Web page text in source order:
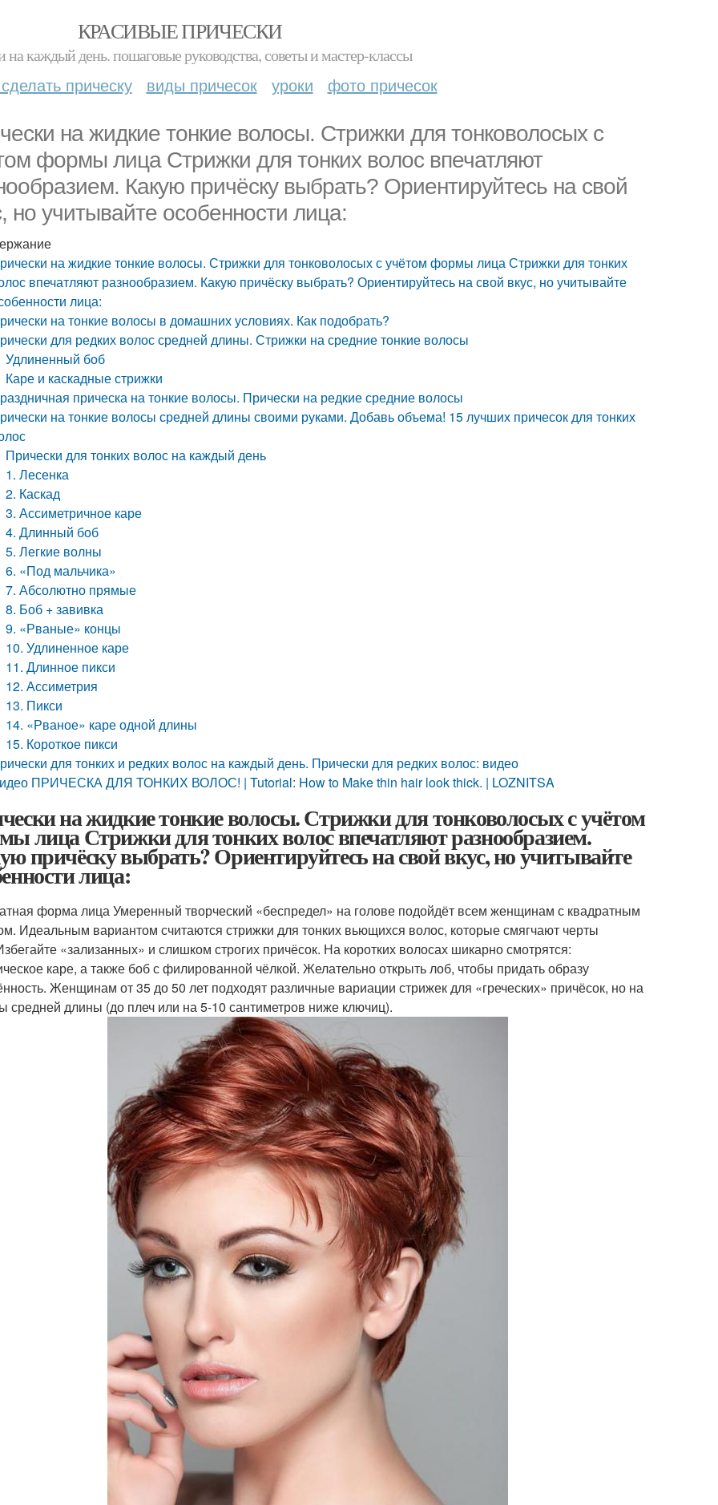
КРАСИВЫЕ ПРИЧЕСКИ
на каждый день. пошаговые руководства, советы и мастер-классы
прическу виды причесок уроки фото причесок
на жидкие тонкие волосы. Стрижки для тонковолосых с
формы лица Стрижки для тонких волос впечатляют
Какую причёску выбрать? Ориентируйтесь на свой
но учитывайте особенности лица:
на жидкие тонкие волосы. Стрижки для тонковолосых с учётом формы лица Стрижки для тонких
впечатляют разнообразием. Какую причёску выбрать? Ориентируйтесь на свой вкус, но учитывайте
лица:
на тонкие волосы в домашних условиях. Как подобрать?
для редких волос средней длины. Стрижки на средние тонкие волосы
Удлиненный боб
Каре и каскадные стрижки
прическа на тонкие волосы. Прически на редкие средние волосы
на тонкие волосы средней длины своими руками. Добавь объема! 15 лучших причесок для тонких
Прически для тонких волос на каждый день
1. Лесенка
2. Каскад
3. Ассиметричное каре
4. Длинный боб
5. Легкие волны
6. «Под мальчика»
7. Абсолютно прямые
8. Боб + завивка
9. «Рваные» концы
10. Удлиненное каре
11. Длинное пикси
12. Ассиметрия
13. Пикси
14. «Рваное» каре одной длины
15. Короткое пикси
для тонких и редких волос на каждый день. Прически для редких волос: видео
ПРИЧЕСКА ДЛЯ ТОНКИХ ВОЛОС! | Tutorial: How to Make thin hair look thick. | LOZNITSA
на жидкие тонкие волосы. Стрижки для тонковолосых с учётом
лица Стрижки для тонких волос впечатляют разнообразием.
причёску выбрать? Ориентируйтесь на свой вкус, но учитывайте
лица:
форма лица Умеренный творческий «беспредел» на голове подойдёт всем женщинам с квадратным
Идеальным вариантом считаются стрижки для тонких вьющихся волос, которые смягчают черты
«зализанных» и слишком строгих причёсок. На коротких волосах шикарно смотрятся:
каре, а также боб с филированной чёлкой. Желательно открыть лоб, чтобы придать образу
Женщинам от 35 до 50 лет подходят различные вариации стрижек для «греческих» причёсок, но на
средней длины (до плеч или на 5-10 сантиметров ниже ключиц).